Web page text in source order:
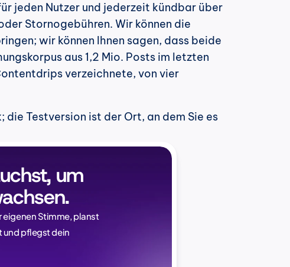
jeden Nutzer und jederzeit kündbar über
Stornogebühren. Wir können die
wir können Ihnen sagen, dass beide
aus 1,2 Mio. Posts im letzten
verzeichnete, von vier
die Testversion ist der Ort, an dem Sie es
um
eigenen Stimme, planst
und pflegst dein